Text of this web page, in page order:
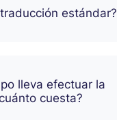
estándar?
lleva efectuar la
cuesta?